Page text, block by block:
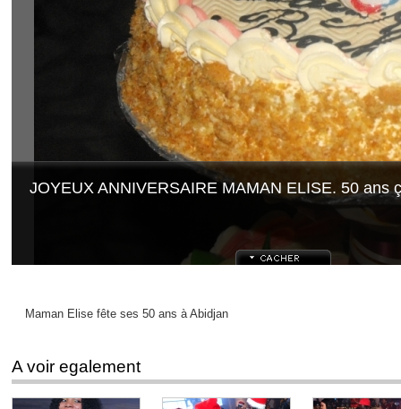
JOYEUX ANNIVERSAIRE MAMAN ELISE. 50 ans
Maman Elise fête ses 50 ans à Abidjan
A voir egalement